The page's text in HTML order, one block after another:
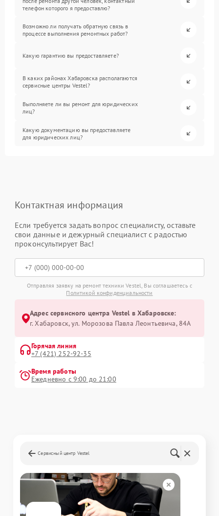
телефон которого я предоставлю?
Возможно ли получать обратную связь в
процессе выполнения ремонтных работ?
Какую гарантию вы предоставляете?
В каких районах Хабаровска располагаются
сервисные центры Vestel?
Выполняете ли вы ремонт для юридических
лиц?
Какую документацию вы предоставляете
для юридических лиц?
Контактная информация
Если требуется задать вопрос специалисту, оставьте
свои данные и дежурный специалист с радостью
проконсультирует Вас!
Отправляя заявку на ремонт техники Vestel, Вы соглашаетесь с
Политикой конфиденциальности
Адрес сервисного центра Vestel в Хабаровске:
г. Хабаровск, ул. Морозова Павла Леонтьевича, 84А
Горячая линия
+7 (421) 252-92-35
Время работы
Ежедневно с 9:00 до 21:00
Сервисный центр Vestel